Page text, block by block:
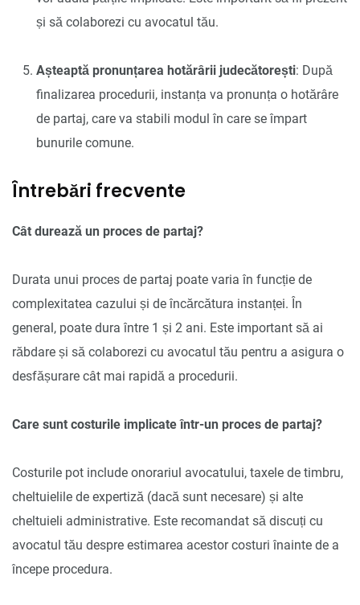
și să colaborezi cu avocatul tău.
Așteaptă pronunțarea hotărârii judecătorești: După
finalizarea procedurii, instanța va pronunța o hotărâre
de partaj, care va stabili modul în care se împart
bunurile comune.
Întrebări frecvente
Cât durează un proces de partaj?
Durata unui proces de partaj poate varia în funcție de
complexitatea cazului și de încărcătura instanței. În
general, poate dura între 1 și 2 ani. Este important să ai
răbdare și să colaborezi cu avocatul tău pentru a asigura o
desfășurare cât mai rapidă a procedurii.
Care sunt costurile implicate într-un proces de partaj?
Costurile pot include onorariul avocatului, taxele de timbru,
cheltuielile de expertiză (dacă sunt necesare) și alte
cheltuieli administrative. Este recomandat să discuți cu
avocatul tău despre estimarea acestor costuri înainte de a
începe procedura.